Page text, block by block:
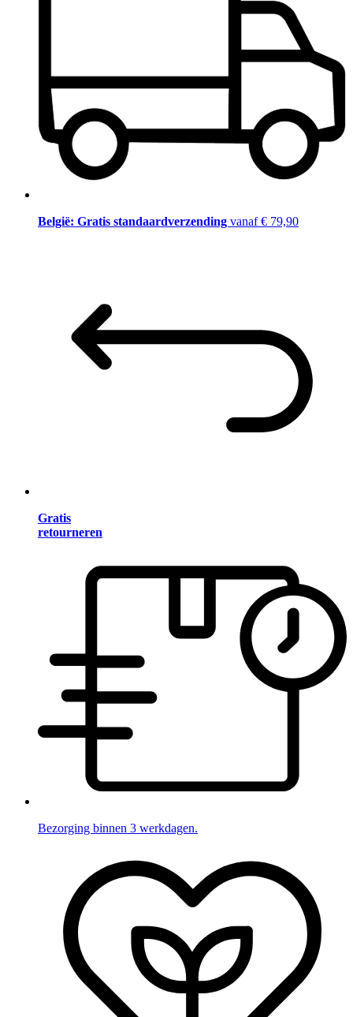
België: Gratis standaardverzending vanaf € 79,90
Gratis
retourneren
Bezorging binnen 3 werkdagen.